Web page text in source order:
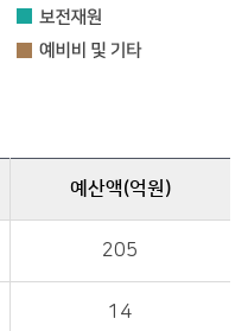
예산액(억원)
205
14